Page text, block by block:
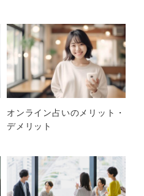
オンライン占いのメリット・
デメリット